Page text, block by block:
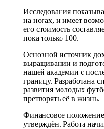
Исследования
на ногах, и имеет
его стоимость
пока только 100.
Основной источник
выращивании и
нашей академии с
границу. Разработана
развития молодых
претворять её в жизнь.
Финансовое
утверждён. Работа